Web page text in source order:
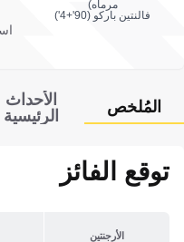
مرماه)
فالنتين باركو (90'+4')
المُلخص
الأحداث
الرئيسية
توقع الفائز
الأرجنتين